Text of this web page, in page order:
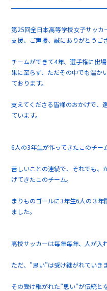
第25回全日本高等学校女子サッ
支援、ご声援、誠にありがとうご
チームができて4年、選手権に出
果に至らず、ただその中でも温か
ております。
支えてくださる皆様のおかげで、
ています。
6人の3年生が作ってきたこのチー
苦しいことの連続で、それでも、
げてきたこのチーム。
まりものゴールに3年生6人の３
ました。
高校サッカーは毎年毎年、人が入
ただ、”思い”は受け継がれていきま
その受け継がれた”思い”が伝統と